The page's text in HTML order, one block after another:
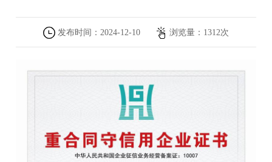
发布时间： 2024-12-10 浏览量： 1312次